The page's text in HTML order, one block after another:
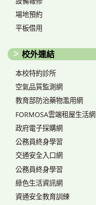
場地預約
平板借用
校外連結
本校特約診所
空氣品質監測網
教育部防治藥物濫用網
FORMOSA雲端租屋生活網
政府電子採購網
公務員終身學習
交通安全入口網
公務員終身學習
綠色生活資訊網
資通安全教育訓練